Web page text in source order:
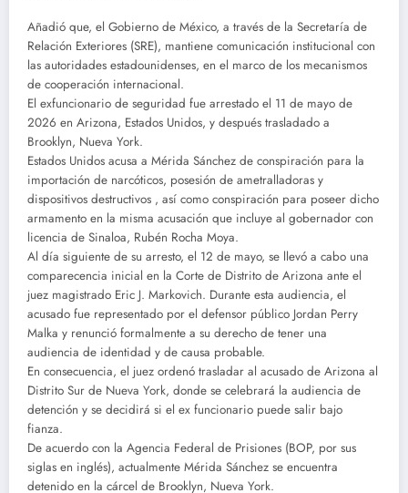
Añadió que, el Gobierno de México, a través de la Secretaría de
Relación Exteriores (SRE), mantiene comunicación institucional con
las autoridades estadounidenses, en el marco de los mecanismos
de cooperación internacional.
El exfuncionario de seguridad fue arrestado el 11 de mayo de
2026 en Arizona, Estados Unidos, y después trasladado a
Brooklyn, Nueva York.
Estados Unidos acusa a Mérida Sánchez de conspiración para la
importación de narcóticos, posesión de ametralladoras y
dispositivos destructivos , así como conspiración para poseer dicho
armamento en la misma acusación que incluye al gobernador con
licencia de Sinaloa, Rubén Rocha Moya.
Al día siguiente de su arresto, el 12 de mayo, se llevó a cabo una
comparecencia inicial en la Corte de Distrito de Arizona ante el
juez magistrado Eric J. Markovich. Durante esta audiencia, el
acusado fue representado por el defensor público Jordan Perry
Malka y renunció formalmente a su derecho de tener una
audiencia de identidad y de causa probable.
En consecuencia, el juez ordenó trasladar al acusado de Arizona al
Distrito Sur de Nueva York, donde se celebrará la audiencia de
detención y se decidirá si el ex funcionario puede salir bajo
fianza.
De acuerdo con la Agencia Federal de Prisiones (BOP, por sus
siglas en inglés), actualmente Mérida Sánchez se encuentra
detenido en la cárcel de Brooklyn, Nueva York.